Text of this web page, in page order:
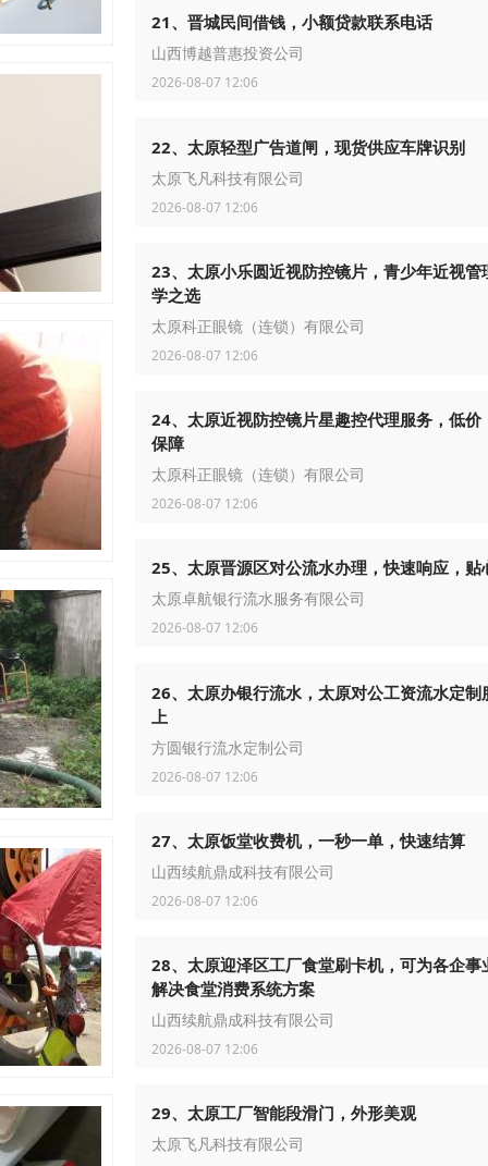
21、晋城民间借钱，小额贷款联系电话
山西博越普惠投资公司
2026-08-07 12:06
22、太原轻型广告道闸，现货供应车牌识别
太原飞凡科技有限公司
2026-08-07 12:06
23、太原小乐圆近视防控镜片，青少年近视管
学之选
太原科正眼镜（连锁）有限公司
2026-08-07 12:06
24、太原近视防控镜片星趣控代理服务，低价
保障
太原科正眼镜（连锁）有限公司
2026-08-07 12:06
25、太原晋源区对公流水办理，快速响应，贴
太原卓航银行流水服务有限公司
2026-08-07 12:06
26、太原办银行流水，太原对公工资流水定制
上
方圆银行流水定制公司
2026-08-07 12:06
27、太原饭堂收费机，一秒一单，快速结算
山西续航鼎成科技有限公司
2026-08-07 12:06
28、太原迎泽区工厂食堂刷卡机，可为各企事
解决食堂消费系统方案
山西续航鼎成科技有限公司
2026-08-07 12:06
29、太原工厂智能段滑门，外形美观
太原飞凡科技有限公司